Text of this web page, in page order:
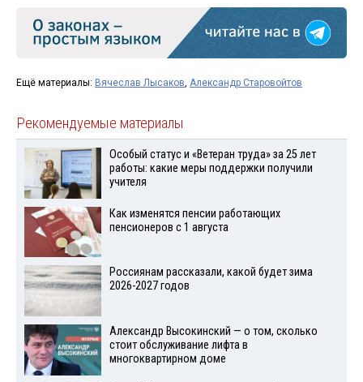
Ещё материалы: Вячеслав Лысаков Александр Старовойтов
Рекомендуемые материалы
Особый статус и «Ветеран труда» за 25 лет
работы: какие меры поддержки получили
учителя
Как изменятся пенсии работающих
пенсионеров с 1 августа
Россиянам рассказали, какой будет зима
2026-2027 годов
Александр Высокинский — о том, сколько
стоит обслуживание лифта в
многоквартирном доме